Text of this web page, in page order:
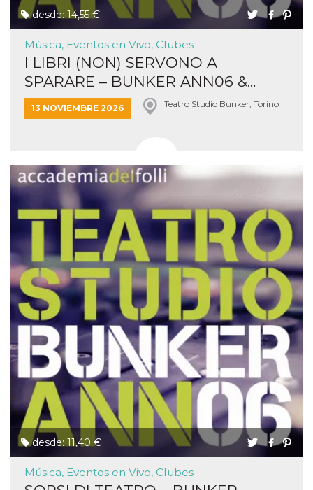
desde: 14,55 €
Música, Eventos en Vivo, Clubes
I LIBRI (NON) SERVONO A
SPARARE – BUNKER ANN06 &...
13 NOVIEMBRE 2026 Teatro Studio Bunker, Torino
desde: 11,40 €
Música, Eventos en Vivo, Clubes